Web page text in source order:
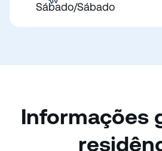
Sábado/Sábado
Informações